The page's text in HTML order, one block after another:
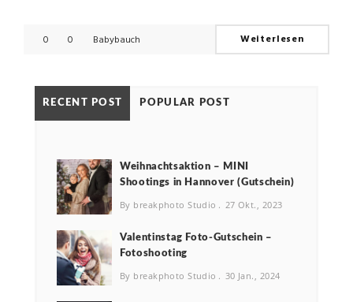
0 0 Babybauch Weiterlesen
RECENT POST POPULAR POST
Weihnachtsaktion – MINI
Shootings in Hannover (Gutschein)
By breakphoto Studio 27 Okt., 2023
Valentinstag Foto-Gutschein –
Fotoshooting
By breakphoto Studio 30 Jan., 2024